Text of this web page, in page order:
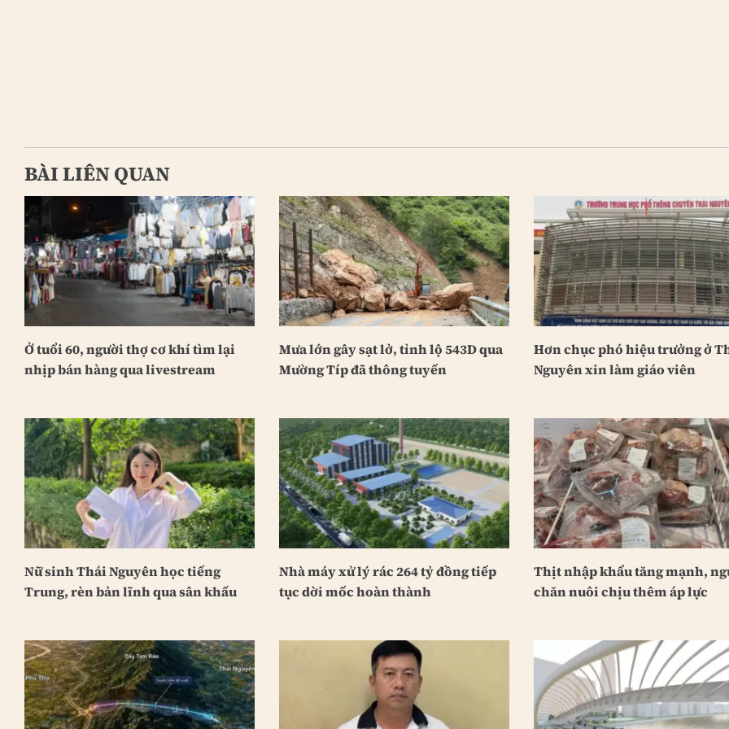
BÀI LIÊN QUAN
Ở tuổi 60, người thợ cơ khí tìm lại
nhịp bán hàng qua livestream
Mưa lớn gây sạt lở, tỉnh lộ 543D qua
Mường Típ đã thông tuyến
Hơn chục phó hiệu trưởng ở
Nguyên xin làm giáo viên
Nữ sinh Thái Nguyên học tiếng
Trung, rèn bản lĩnh qua sân khấu
Nhà máy xử lý rác 264 tỷ đồng tiếp
tục dời mốc hoàn thành
Thịt nhập khẩu tăng mạnh,
chăn nuôi chịu thêm áp lực